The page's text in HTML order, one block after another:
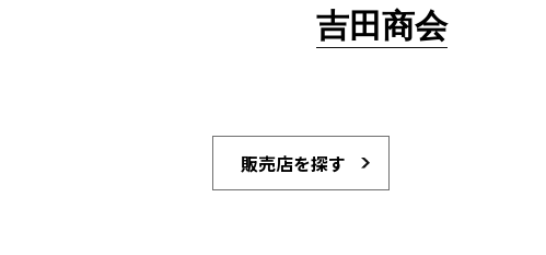
吉田商会
販売店を探す